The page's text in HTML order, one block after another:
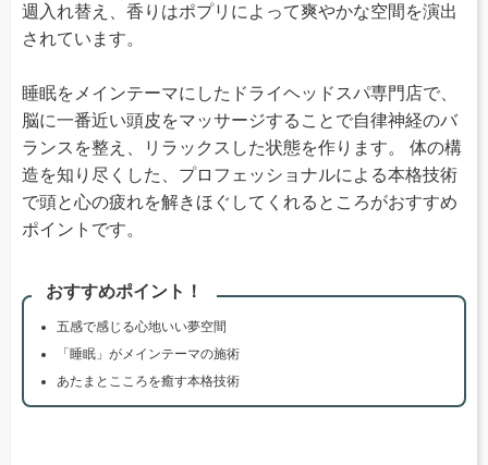
週入れ替え、香りはポプリによって爽やかな空間を演出
されています。
睡眠をメインテーマにしたドライヘッドスパ専門店で、
脳に一番近い頭皮をマッサージすることで自律神経のバ
ランスを整え、リラックスした状態を作ります。 体の構
造を知り尽くした、プロフェッショナルによる本格技術
で頭と心の疲れを解きほぐしてくれるところがおすすめ
ポイントです。
おすすめポイント！
五感で感じる心地いい夢空間
「睡眠」がメインテーマの施術
あたまとこころを癒す本格技術